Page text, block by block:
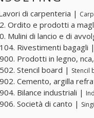
di carpenteria |
Ordito e prodotti a
Mulini di lancio e di
Rivestimenti bagagli |
Prodotti in legno,
Stencil board | Stencil
Cemento, argilla
Bilance industriali |
Società di canto |